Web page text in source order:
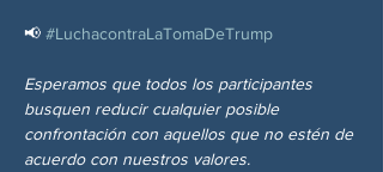
📢 #LuchacontraLaTomaDeTrump
Esperamos que todos los participantes
busquen reducir cualquier posible
confrontación con aquellos que no estén de
acuerdo con nuestros valores.